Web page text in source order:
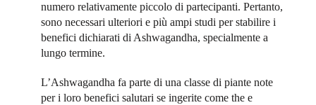
numero relativamente piccolo di partecipanti. Pertanto,
sono necessari ulteriori e più ampi studi per stabilire i
benefici dichiarati di Ashwagandha, specialmente a
lungo termine.
L’Ashwagandha fa parte di una classe di piante note
per i loro benefici salutari se ingerite come the e